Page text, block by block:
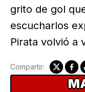
grito de gol
escucharlos
Pirata volvió a
Compartir: